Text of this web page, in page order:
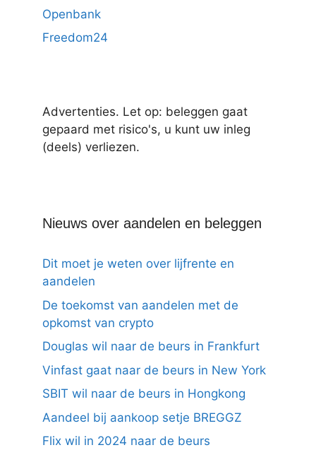
Openbank
Freedom24
Advertenties. Let op: beleggen gaat
gepaard met risico's, u kunt uw inleg
(deels) verliezen.
Nieuws over aandelen en beleggen
Dit moet je weten over lijfrente en
aandelen
De toekomst van aandelen met de
opkomst van crypto
Douglas wil naar de beurs in Frankfurt
Vinfast gaat naar de beurs in New York
SBIT wil naar de beurs in Hongkong
Aandeel bij aankoop setje BREGGZ
Flix wil in 2024 naar de beurs